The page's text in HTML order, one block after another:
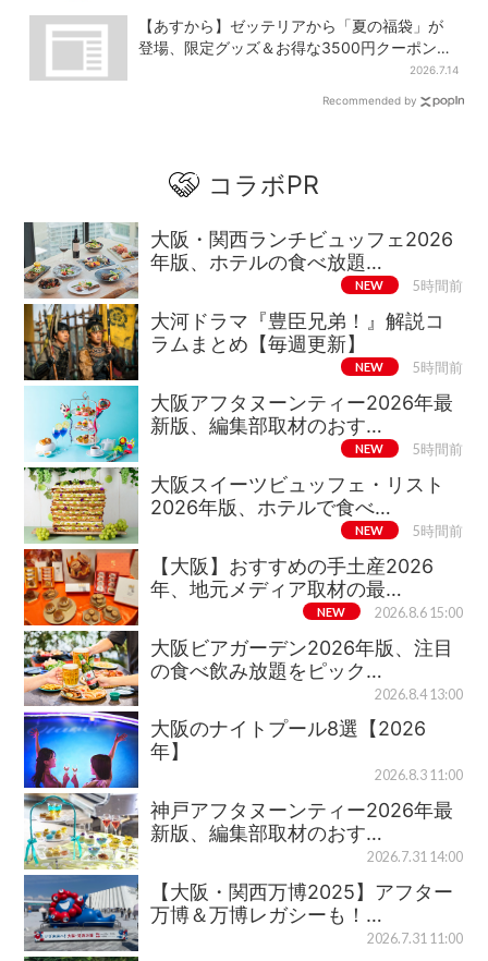
【あすから】ゼッテリアから「夏の福袋」が
登場、限定グッズ＆お得な3500円クーポン付
2026.7.14
Recommended by
コラボPR
大阪・関西ランチビュッフェ2026
年版、ホテルの食べ放題…
NEW 5時間前
大河ドラマ『豊臣兄弟！』解説コ
ラムまとめ【毎週更新】
NEW 5時間前
大阪アフタヌーンティー2026年最
新版、編集部取材のおす…
NEW 5時間前
大阪スイーツビュッフェ・リスト
2026年版、ホテルで食べ…
NEW 5時間前
【大阪】おすすめの手土産2026
年、地元メディア取材の最…
NEW 2026.8.6 15:00
大阪ビアガーデン2026年版、注目
の食べ飲み放題をピック…
2026.8.4 13:00
大阪のナイトプール8選【2026
年】
2026.8.3 11:00
神戸アフタヌーンティー2026年最
新版、編集部取材のおす…
2026.7.31 14:00
【大阪・関西万博2025】アフター
万博＆万博レガシーも！…
2026.7.31 11:00